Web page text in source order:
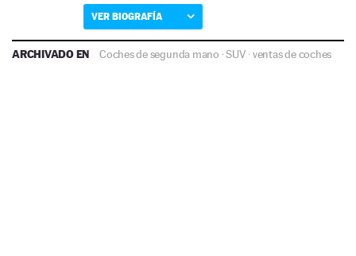
VER BIOGRAFÍA
ARCHIVADO EN Coches de segunda mano ·SUV ·ventas de coches